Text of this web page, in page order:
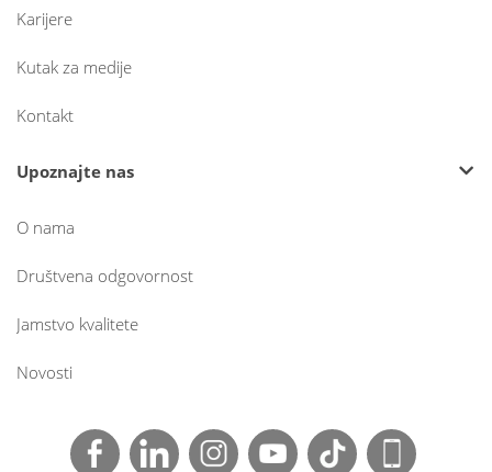
Karijere
Kutak za medije
Kontakt
Upoznajte nas
O nama
Društvena odgovornost
Jamstvo kvalitete
Novosti